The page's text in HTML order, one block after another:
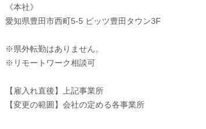
《本社》
愛知県豊田市西町5-5 ビッツ豊田タウン3F
※県外転勤はありません。
※リモートワーク相談可
【雇入れ直後】上記事業所
【変更の範囲】会社の定める各事業所